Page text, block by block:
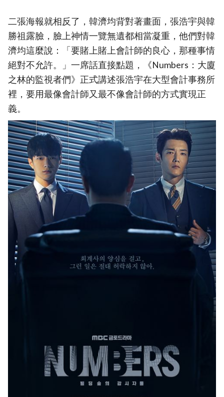
二張海報就相反了，韓濟均背對著畫面，張浩宇與韓
勝祖露臉，臉上神情一覽無遺都相當凝重，他們對韓
濟均這麼說：「要賭上賭上會計師的良心，那種事情
絕對不允許。」一席話直接點題，《Numbers：大廈
之林的監視者們》正式講述張浩宇在大型會計事務所
裡，要用最像會計師又最不像會計師的方式實現正
義。